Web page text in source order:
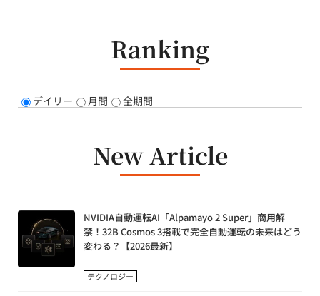
Ranking
デイリー 月間 全期間
New Article
NVIDIA自動運転AI「Alpamayo 2 Super」商用解
禁！32B Cosmos 3搭載で完全自動運転の未来はどう
変わる？【2026最新】
テクノロジー